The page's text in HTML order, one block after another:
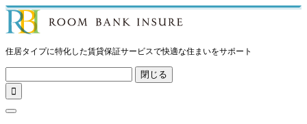
住居タイプに特化した賃貸保証サービスで快適な住まいをサポート
閉じる
